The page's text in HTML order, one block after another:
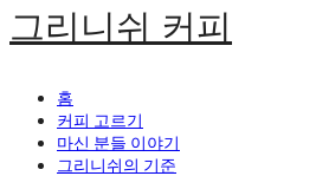
그리니쉬 커피
홈
커피 고르기
마신 분들 이야기
그리니쉬의 기준